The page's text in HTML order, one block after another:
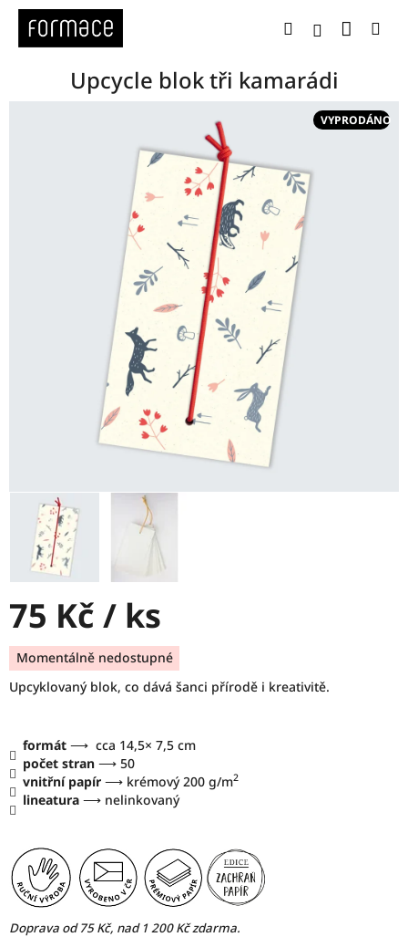
Přejít
obsah
HledatPřihlášení
Upcycle blok tři kamarádi
VYPRODÁNO
75 Kč / ks
Měrná
cena:
Momentálně nedostupné
Upcyklovaný blok, co dává šanci přírodě i kreativitě.
formát ⟶ cca 14,5× 7,5 cm
počet stran ⟶ 50
vnitřní papír ⟶ krémový 200 g/m2
lineatura ⟶ nelinkovaný
Doprava od 75 Kč, nad 1 200 Kč zdarma.